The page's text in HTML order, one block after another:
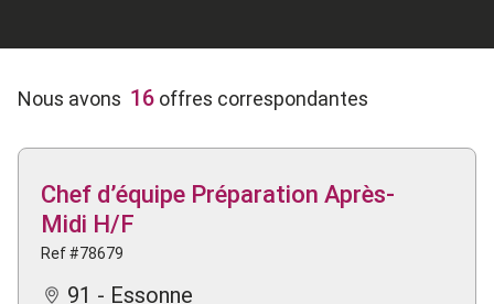
Nous avons 16 offres correspondantes
Chef d’équipe Préparation Après-
Midi H/F
Ref #78679
91 - Essonne